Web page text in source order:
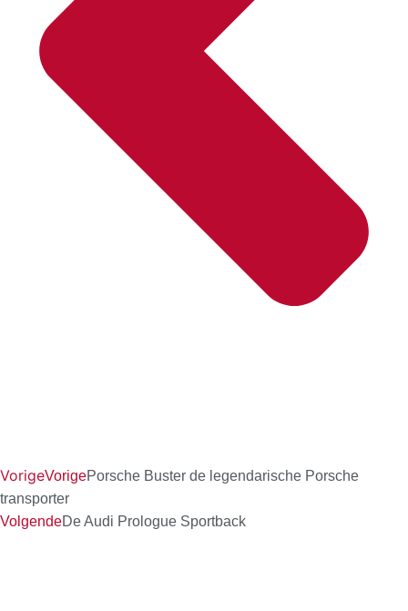
VorigeVorigePorsche Buster de legendarische Porsche
transporter
VolgendeDe Audi Prologue Sportback